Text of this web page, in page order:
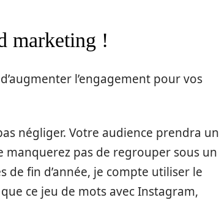
marketing !
l’engagement pour vos
négliger. Votre audience prendra un
manquerez pas de regrouper sous un
de fin d’année, je compte utiliser le
ce jeu de mots avec Instagram,